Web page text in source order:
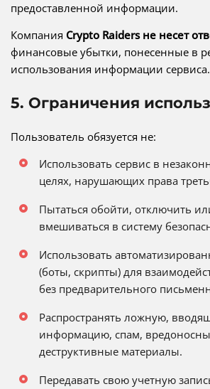
предоставленной информации.
Компания Crypto Raiders не несет
финансовые убытки, понесенные в
использования информации сервиса.
5. Ограничения
Пользователь обязуется не:
Использовать сервис в
целях, нарушающих права
Пытаться обойти, отключить
вмешиваться в систему
Использовать
(боты, скрипты) для
без предварительного
Распространять ложную,
информацию, спам,
деструктивные материалы.
Передавать свою учетную